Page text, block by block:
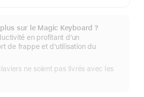
sur le Magic Keyboard ?
en profitant d’un
de frappe et d’utilisation du
ne soient pas livrés avec les